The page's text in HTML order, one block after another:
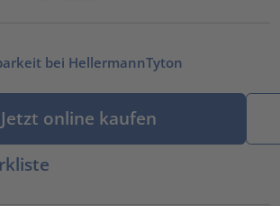
bei HellermannTyton
Jetzt online kaufen